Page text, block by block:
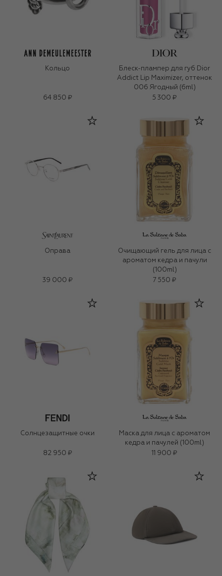
Кольцо
64 850 ₽
Блеск-плампер для губ Dior
Addict Lip Maximizer, оттенок
006 Ягодный (6ml)
5 300 ₽
Оправа
39 000 ₽
Очищающий гель для лица c
ароматом кедра и пачули
(100ml)
7 550 ₽
Солнцезащитные очки
82 950 ₽
Маска для лица c ароматом
кедра и пачулей (100ml)
11 900 ₽